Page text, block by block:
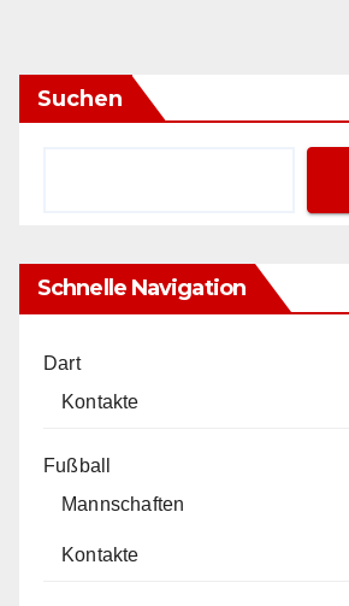
Suchen
Schnelle Navigation
Dart
Kontakte
Fußball
Mannschaften
Kontakte